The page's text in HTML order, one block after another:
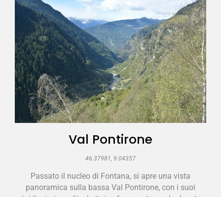
Val Pontirone
46.37981, 9.04357
Passato il nucleo di Fontana, si apre una vista
panoramica sulla bassa Val Pontirone, con i suoi